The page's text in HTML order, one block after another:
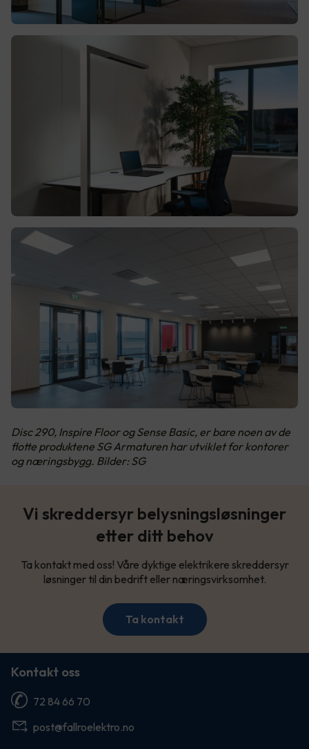
Disc 290, Inspire Floor og Sense Basic, er bare noen av de
flotte produktene SG Armaturen har utviklet for kontorer
og næringsbygg. Bilder: SG
Vi skreddersyr belysningsløsninger
etter ditt behov
Ta kontakt med oss! Våre dyktige elektrikere skreddersyr
løsninger til din bedrift eller næringsvirksomhet.
Ta kontakt
Kontakt oss
72 84 66 70
post@fallroelektro.no